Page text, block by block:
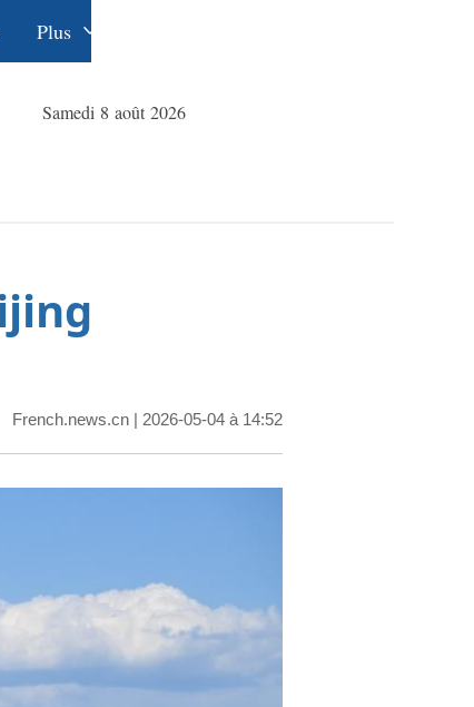
Plus
La Ceinture
English
Português
Samedi 8 août 2026
French.news.cn | 2026-05-04 à 14:52